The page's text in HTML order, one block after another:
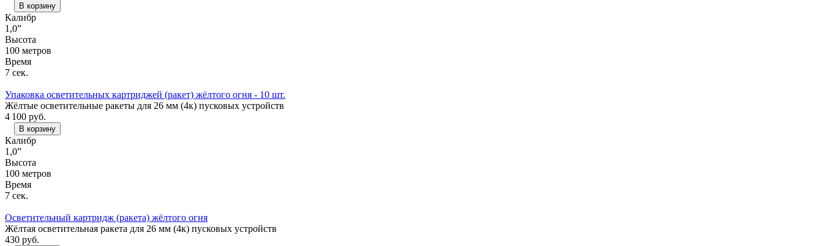
В корзину
Калибр
1,0”
Высота
100 метров
Время
7 сек.
Упаковка осветительных картриджей (ракет) жёлтого огня - 10 шт.
Жёлтые осветительные ракеты для 26 мм (4к) пусковых устройств
4 100 руб.
В корзину
Калибр
1,0”
Высота
100 метров
Время
7 сек.
Осветительный картридж (ракета) жёлтого огня
Жёлтая осветительная ракета для 26 мм (4к) пусковых устройств
430 руб.